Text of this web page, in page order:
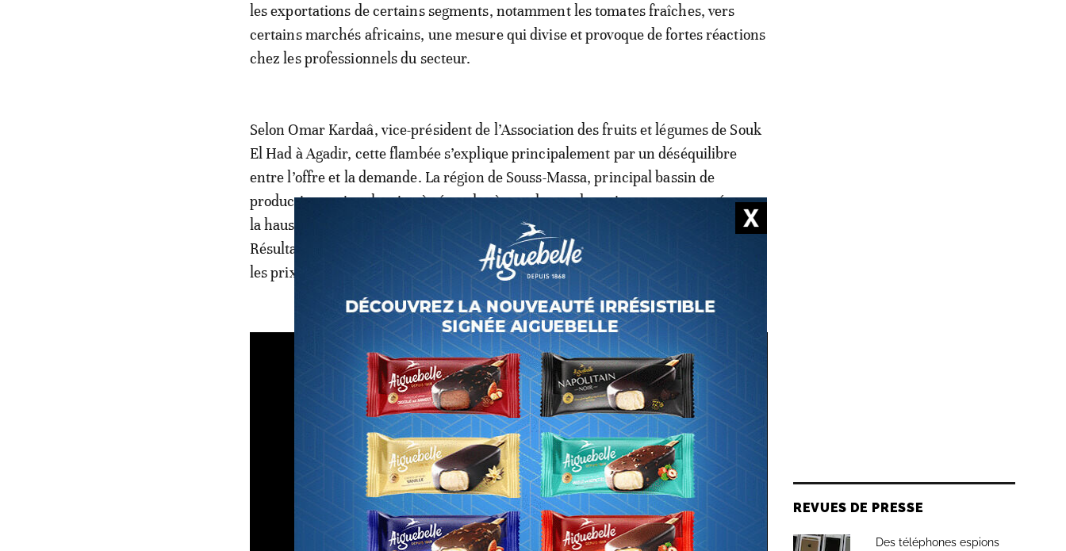
les exportations de certains segments, notamment les tomates fraîches, vers
certains marchés africains, une mesure qui divise et provoque de fortes réactions
chez les professionnels du secteur.
Selon Omar Kardaâ, vice-président de l’Association des fruits et légumes de Souk
El Had à Agadir, cette flambée s’explique principalement par un déséquilibre
entre l’offre et la demande. La région de Souss-Massa, principal bassin de
production national, peine à répondre à une demande croissante, accentuée par
la hausse des coûts de transport liée à l’augmentation des prix des carburants.
Résultat: une pression accrue sur les producteurs et une répercussion directe sur
les prix à la consommation.
REVUES DE PRESSE
Des téléphones espions